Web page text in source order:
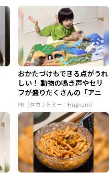
おかたづけもできる点がうれ
しい！ 動物の鳴き声やセリ
フが盛りだくさんの「アニ
ア ...
PR（タカラトミー｜Hugkum）